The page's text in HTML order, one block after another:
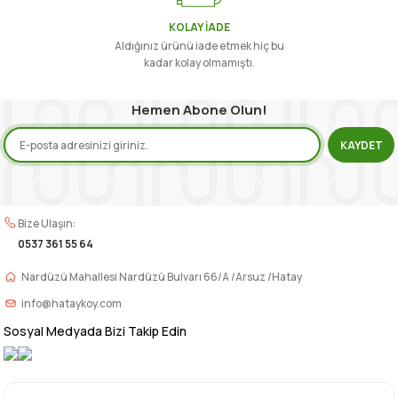
Gönder
KOLAY İADE
Aldığınız ürünü iade etmek hiç bu
kadar kolay olmamıştı.
Hemen Abone Olun!
KAYDET
Bize Ulaşın:
0537 361 55 64
Nardüzü Mahallesi Nardüzü Bulvarı 66/A /Arsuz /Hatay
info@hataykoy.com
Sosyal Medyada Bizi Takip Edin